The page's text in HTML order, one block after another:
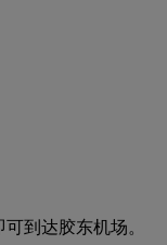
到达胶东机场。